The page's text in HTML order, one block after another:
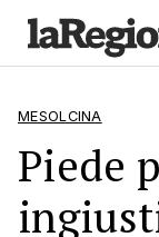
MESOLCINA
Piede